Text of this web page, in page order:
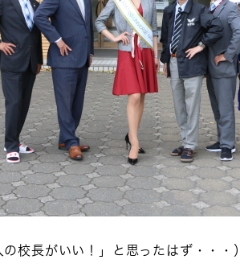
校長がいい！」と思ったはず・・・）